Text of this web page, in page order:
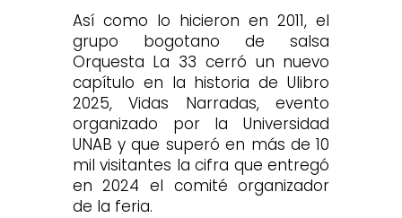
Así como lo hicieron en 2011, el
grupo bogotano de salsa
Orquesta La 33 cerró un nuevo
capítulo en la historia de Ulibro
2025, Vidas Narradas, evento
organizado por la Universidad
UNAB y que superó en más de 10
mil visitantes la cifra que entregó
en 2024 el comité organizador
de la feria.